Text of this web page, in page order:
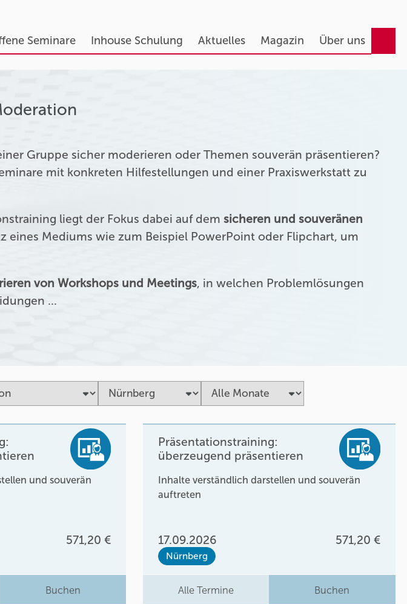
Seminare Inhouse Schulung Aktuelles Magazin Über uns
Gruppe sicher moderieren oder Themen souverän präsentieren?
mit konkreten Hilfestellungen und einer Praxiswerkstatt zu
liegt der Fokus dabei auf demsicheren und souveränen
eines Mediums wie zum Beispiel PowerPoint oder Flipchart, um
von Workshops und Meetings, in welchen Problemlösungen
…
und souverän
571,20 €
Buchen
Präsentationstraining:
überzeugend präsentieren
Inhalte verständlich darstellen und souverän
auftreten
17.09.2026 571,20 €
Nürnberg
Alle Termine Buchen